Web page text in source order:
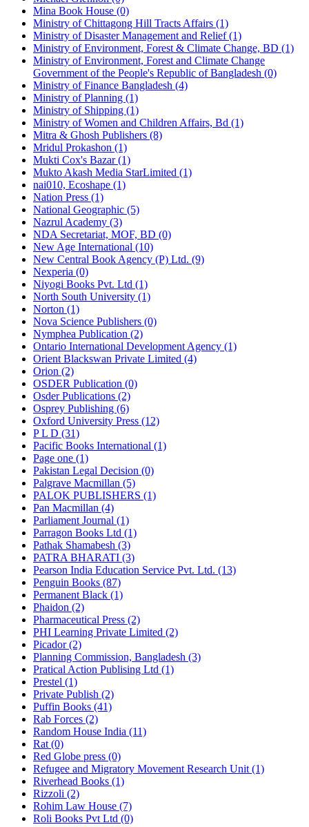
Mina Book House (0)
Ministry of Chittagong Hill Tracts Affairs (1)
Ministry of Disaster Management and Relief (1)
Ministry of Environment, Forest & Climate Change, BD (1)
Ministry of Environment, Forest and Climate Change
Government of the People's Republic of Bangladesh (0)
Ministry of Finance Bangladesh (4)
Ministry of Planning (1)
Ministry of Shipping (1)
Ministry of Women and Children Affairs, Bd (1)
Mitra & Ghosh Publishers (8)
Mridul Prokashon (1)
Mukti Cox's Bazar (1)
Mukto Akash Media StarLimited (1)
nai010, Ecoshape (1)
Nation Press (1)
National Geographic (5)
Nazrul Academy (3)
NDA Secretariat, MOF, BD (0)
New Age International (10)
New Central Book Agency (P) Ltd. (9)
Nexperia (0)
Niyogi Books Pvt. Ltd (1)
North South University (1)
Norton (1)
Nova Science Publishers (0)
Nymphea Publication (2)
Ontario International Development Agency (1)
Orient Blackswan Private Limited (4)
Orion (2)
OSDER Publication (0)
Osder Publications (2)
Osprey Publishing (6)
Oxford University Press (12)
P L D (31)
Pacific Books International (1)
Page one (1)
Pakistan Legal Decision (0)
Palgrave Macmillan (5)
PALOK PUBLISHERS (1)
Pan Macmillan (4)
Parliament Journal (1)
Parragon Books Ltd (1)
Pathak Shamabesh (3)
PATRA BHARATI (3)
Pearson India Education Service Pvt. Ltd. (13)
Penguin Books (87)
Permanent Black (1)
Phaidon (2)
Pharmaceutical Press (2)
PHI Learning Private Limited (2)
Picador (2)
Planning Commission, Bangladesh (3)
Pratical Action Publising Ltd (1)
Prestel (1)
Private Publish (2)
Puffin Books (41)
Rab Forces (2)
Random House India (11)
Rat (0)
Red Globe press (0)
Refugee and Migratory Movement Research Unit (1)
Riverhead Books (1)
Rizzoli (2)
Rohim Law House (7)
Roli Books Pvt Ltd (0)